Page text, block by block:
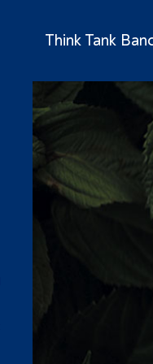
Think Tank